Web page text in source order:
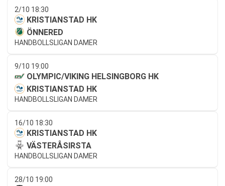
2/10 18:30
KRISTIANSTAD HK
ÖNNERED
HANDBOLLSLIGAN DAMER
9/10 19:00
OLYMPIC/VIKING HELSINGBORG HK
KRISTIANSTAD HK
HANDBOLLSLIGAN DAMER
16/10 18:30
KRISTIANSTAD HK
VÄSTERÅSIRSTA
HANDBOLLSLIGAN DAMER
28/10 19:00